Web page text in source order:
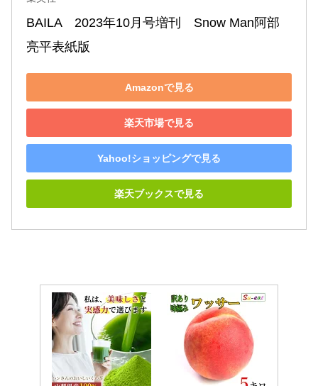
BAILA　2023年10月号増刊　Snow Man阿部
亮平表紙版
Amazonで見る
楽天市場で見る
Yahoo!ショッピングで見る
楽天ブックスで見る